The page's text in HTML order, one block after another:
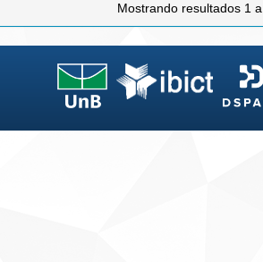
Mostrando resultados 1